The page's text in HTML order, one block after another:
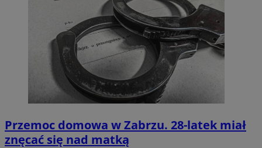
Przemoc domowa w Zabrzu. 28-latek miał
znęcać się nad matką